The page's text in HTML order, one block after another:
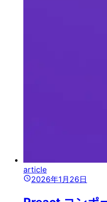
article
2026年1月26日